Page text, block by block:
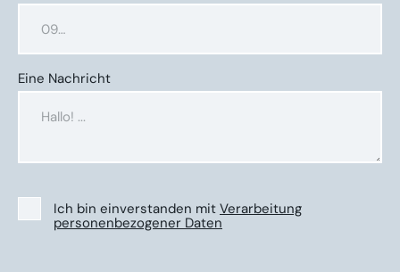
Eine Nachricht
Ich bin einverstanden mit Verarbeitung
personenbezogener Daten